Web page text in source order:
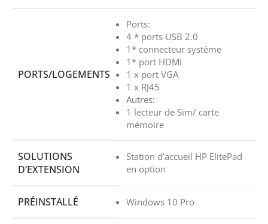
PORTS/LOGEMENTS
Ports:
4 * ports USB 2.0
1* connecteur système
1* port HDMI
1 x port VGA
1 x RJ45
Autres:
1 lecteur de Sim/ carte
mémoire
SOLUTIONS
D’EXTENSION
Station d’accueil HP ElitePad
en option
PRÉINSTALLÉ Windows 10 Pro